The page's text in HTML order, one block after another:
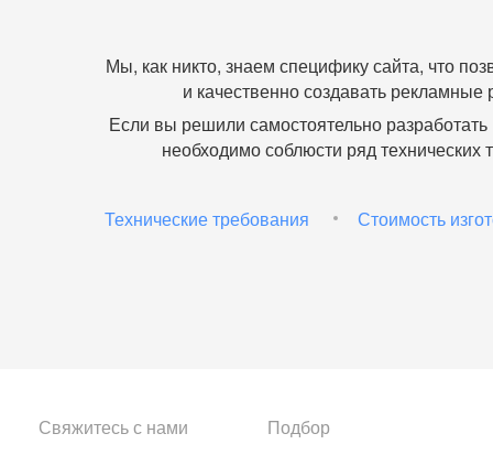
Мы, как никто, знаем специфику сайта, что
и качественно создавать
Если вы решили самостоятельно
необходимо соблюсти ряд технических
Технические требования Стоимость
Свяжитесь с нами Подбор